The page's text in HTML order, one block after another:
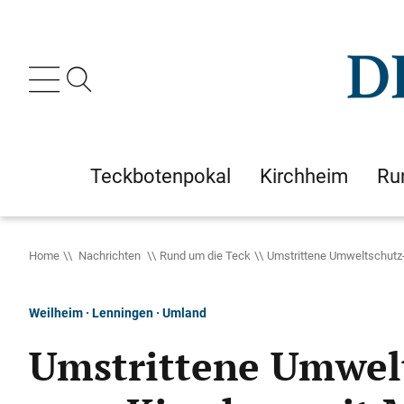
Teckbotenpokal Kirchheim
Home Nachrichten Rund um die Teck Umstrittene
Weilheim · Lenningen · Umland
Umstrittene